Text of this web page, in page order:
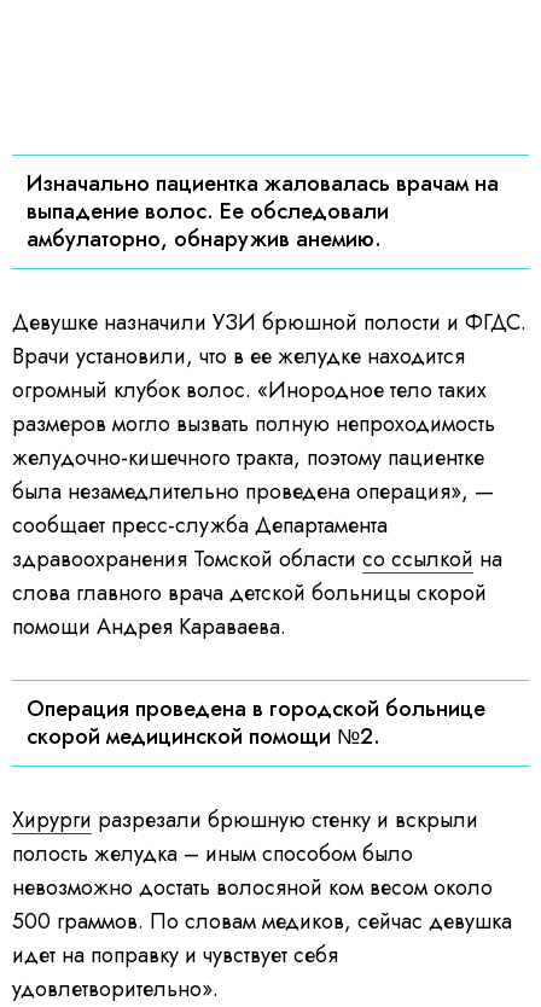
Изначально пациентка жаловалась врачам на
выпадение волос. Ее обследовали
амбулаторно, обнаружив анемию.
Девушке назначили УЗИ брюшной полости и ФГДС.
Врачи установили, что в ее желудке находится
огромный клубок волос. «Инородное тело таких
размеров могло вызвать полную непроходимость
желудочно-кишечного тракта, поэтому пациентке
была незамедлительно проведена операция», —
сообщает пресс-служба Департамента
здравоохранения Томской области со ссылкой на
слова главного врача детской больницы скорой
помощи Андрея Караваева.
Операция проведена в городской больнице
скорой медицинской помощи №2.
Хирурги разрезали брюшную стенку и вскрыли
полость желудка – иным способом было
невозможно достать волосяной ком весом около
500 граммов. По словам медиков, сейчас девушка
идет на поправку и чувствует себя
удовлетворительно».